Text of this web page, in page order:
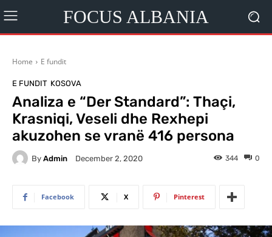
FOCUS ALBANIA
Home E fundit
E FUNDIT KOSOVA
Analiza e “Der Standard”: Thaçi,
Krasniqi, Veseli dhe Rexhepi
akuzohen se vranë 416 persona
By Admin December 2, 2020 0
344
Facebook X Pinterest